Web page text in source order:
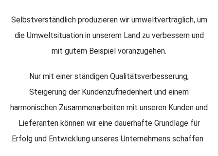
Selbstverständlich produzieren wir umweltverträglich, um
die Umweltsituation in unserem Land zu verbessern und
mit gutem Beispiel voranzugehen.
Nur mit einer ständigen Qualitätsverbesserung,
Steigerung der Kundenzufriedenheit und einem
harmonischen Zusammenarbeiten mit unseren Kunden und
Lieferanten können wir eine dauerhafte Grundlage für
Erfolg und Entwicklung unseres Unternehmens schaffen.